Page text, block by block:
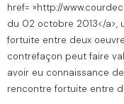
href= »http://
du 02 octobre 2013</a>,
fortuite entre deux
contrefaçon peut faire
avoir eu connaissance
rencontre fortuite entre